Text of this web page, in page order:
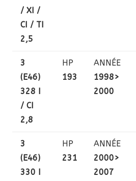
/ XI /
CI / TI
2,5
3
(E46)
328 I
/ CI
2,8
HP
193
ANNÉE
1998>
2000
3
(E46)
330 I
HP
231
ANNÉE
2000>
2007